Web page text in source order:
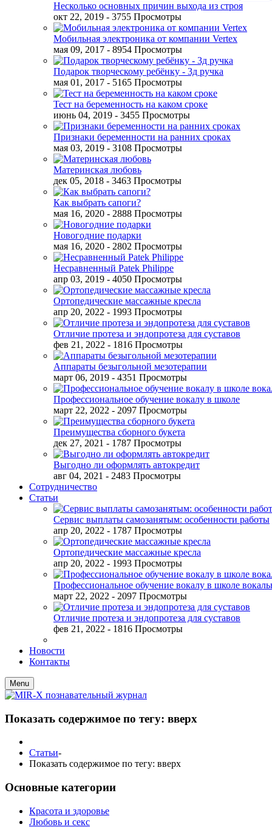
Несколько основных причин выхода из строя
окт 22, 2019 - 3755 Просмотры
Мобильная электроника от компании Vertex
мая 09, 2017 - 8954 Просмотры
Подарок творческому ребёнку - 3д ручка
мая 01, 2017 - 5165 Просмотры
Тест на беременность на каком сроке
июнь 04, 2019 - 3455 Просмотры
Признаки беременности на ранних сроках
мая 03, 2019 - 3108 Просмотры
Материнская любовь
дек 05, 2018 - 3463 Просмотры
Как выбрать сапоги?
мая 16, 2020 - 2888 Просмотры
Новогодние подарки
мая 16, 2020 - 2802 Просмотры
Несравненный Patek Philippe
апр 03, 2019 - 4050 Просмотры
Ортопедические массажные кресла
апр 20, 2022 - 1993 Просмотры
Отличие протеза и эндопротеза для суставов
фев 21, 2022 - 1816 Просмотры
Аппараты безыгольной мезотерапии
март 06, 2019 - 4351 Просмотры
Профессиональное обучение вокалу в школе
март 22, 2022 - 2097 Просмотры
Преимущества сборного букета
дек 27, 2021 - 1787 Просмотры
Выгодно ли оформлять автокредит
авг 04, 2021 - 2483 Просмотры
Сотрудничество
Статьи
Сервис выплаты самозанятым: особенности работы
апр 20, 2022 - 1787 Просмотры
Ортопедические массажные кресла
апр 20, 2022 - 1993 Просмотры
Профессиональное обучение вокалу в школе
март 22, 2022 - 2097 Просмотры
Отличие протеза и эндопротеза для суставов
фев 21, 2022 - 1816 Просмотры
Новости
Контакты
Menu
Показать содержимое по тегу: вверх
Статьи-
Показать содержимое по тегу: вверх
Основные категории
Красота и здоровье
Любовь и секс